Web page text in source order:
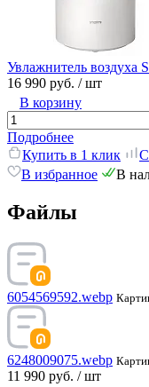
Увлажнитель воздуха
16 990 руб. / шт
В корзину
Подробнее
Купить в 1 клик
В избранное
В
Файлы
6054569592.webp
6248009075.webp
11 990 руб. / шт